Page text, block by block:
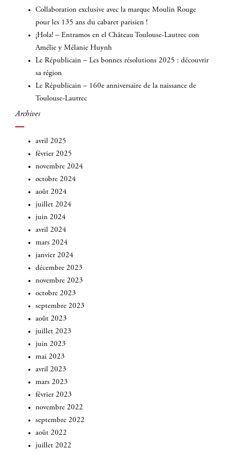
Collaboration exclusive avec la marque Moulin Rouge
pour les 135 ans du cabaret parisien !
¡Hola! – Entramos en el Château Toulouse-Lautrec con
Amélie y Mélanie Huynh
Le Républicain – Les bonnes résolutions 2025 : découvrir
sa région
Le Républicain – 160e anniversaire de la naissance de
Toulouse-Lautrec
Archives
avril 2025
février 2025
novembre 2024
octobre 2024
août 2024
juillet 2024
juin 2024
avril 2024
mars 2024
janvier 2024
décembre 2023
novembre 2023
octobre 2023
septembre 2023
août 2023
juillet 2023
juin 2023
mai 2023
avril 2023
mars 2023
février 2023
novembre 2022
septembre 2022
août 2022
juillet 2022
INSCRIVEZ-VOUS